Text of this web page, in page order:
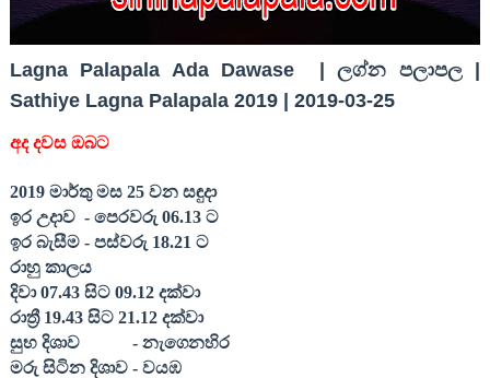
Lagna Palapala Ada Dawase | ලග්න පලාපල |
Sathiye Lagna Palapala 2019 | 2019-03-25
අද දවස ඔබට
2019 මාර්තුමස 25වන සඳුදා
ඉර උදාව - පෙරවරු 06.13ට
ඉර බැසීම - පස්වරු 18.21 ට
රාහු කාලය
දිවා07.43සිට 09.12දක්වා
රාත්‍රී 19.43සිට 21.12දක්වා
සුභ දිශාව
- නැගෙනහිර
මරු සිටින දිශාව - වයඹ